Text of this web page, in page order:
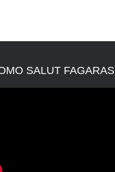
SALUT FAGARAS